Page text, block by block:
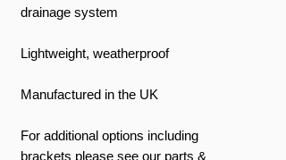
drainage system
Lightweight, weatherproof
Manufactured in the UK
For additional options including
brackets please see our parts &